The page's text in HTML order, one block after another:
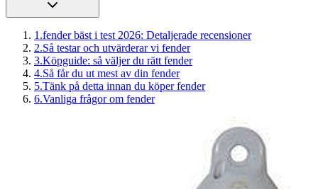
1 .fender bäst i test 2026: Detaljerade recensioner
2.Så testar och utvärderar vi fender
3.Köpguide: så väljer du rätt fender
4.Så får du ut mest av din fender
5.Tänk på detta innan du köper fender
6.Vanliga frågor om fender